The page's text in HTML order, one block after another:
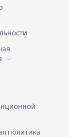
политика